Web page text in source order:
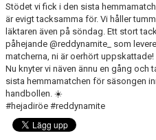
Stödet vi fick i den sista
är evigt tacksamma för. Vi håller
läktaren även på söndag. Ett stort
påhejande @reddynamite_ som
matcherna, ni är oerhört uppskattade!
Nu knyter vi näven ännu en gång
sista hemmamatchen för säsongen
handbollen. ☀️
#hejadiröe #reddynamite